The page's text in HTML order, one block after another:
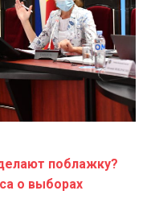
поблажку?
о выборах